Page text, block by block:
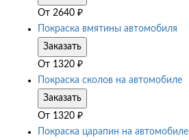
От 2640 ₽
Покраска вмятины автомобиля
Заказать
От 1320 ₽
Покраска сколов на автомобиле
Заказать
От 1320 ₽
Покраска царапин на автомобиле